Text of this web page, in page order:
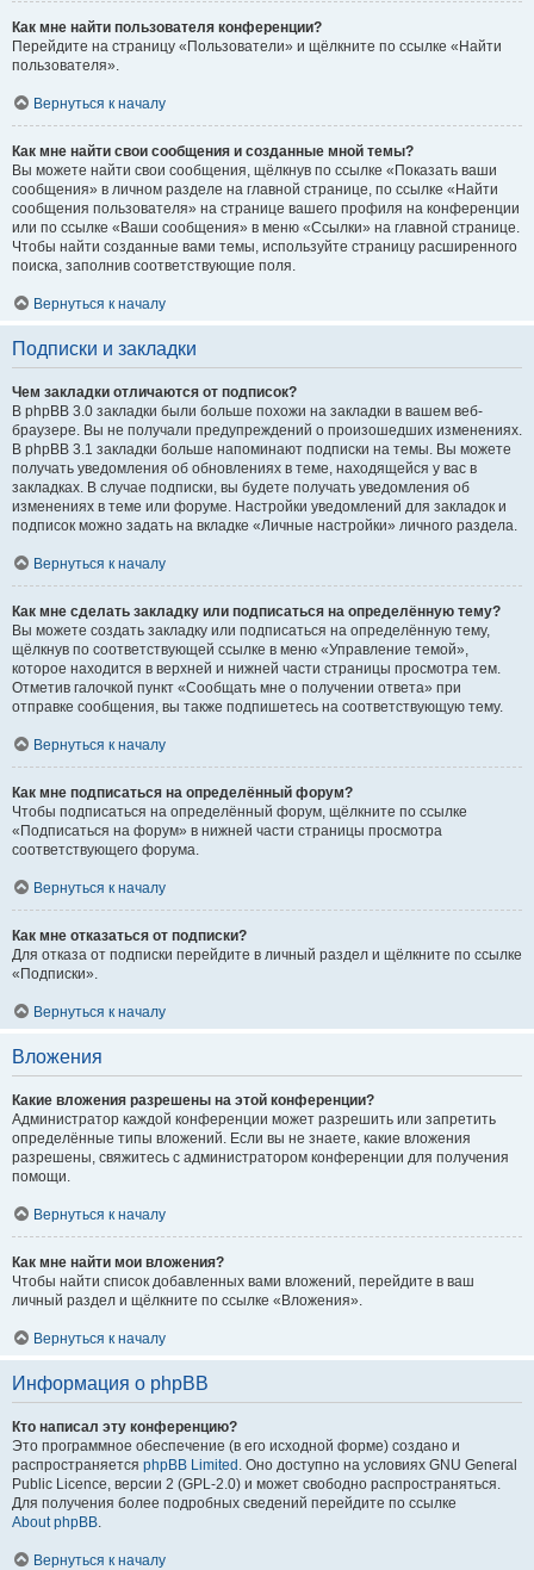
Как мне найти пользователя конференции?
Перейдите на страницу «Пользователи» и щёлкните по ссылке «Найти
пользователя».
Вернуться к началу
Как мне найти свои сообщения и созданные мной темы?
Вы можете найти свои сообщения, щёлкнув по ссылке «Показать ваши
сообщения» в личном разделе на главной странице, по ссылке «Найти
сообщения пользователя» на странице вашего профиля на конференции
или по ссылке «Ваши сообщения» в меню «Ссылки» на главной странице.
Чтобы найти созданные вами темы, используйте страницу расширенного
поиска, заполнив соответствующие поля.
Вернуться к началу
Подписки и закладки
Чем закладки отличаются от подписок?
В phpBB 3.0 закладки были больше похожи на закладки в вашем веб-
браузере. Вы не получали предупреждений о произошедших изменениях.
В phpBB 3.1 закладки больше напоминают подписки на темы. Вы можете
получать уведомления об обновлениях в теме, находящейся у вас в
закладках. В случае подписки, вы будете получать уведомления об
изменениях в теме или форуме. Настройки уведомлений для закладок и
подписок можно задать на вкладке «Личные настройки» личного раздела.
Вернуться к началу
Как мне сделать закладку или подписаться на определённую тему?
Вы можете создать закладку или подписаться на определённую тему,
щёлкнув по соответствующей ссылке в меню «Управление темой»,
которое находится в верхней и нижней части страницы просмотра тем.
Отметив галочкой пункт «Сообщать мне о получении ответа» при
отправке сообщения, вы также подпишетесь на соответствующую тему.
Вернуться к началу
Как мне подписаться на определённый форум?
Чтобы подписаться на определённый форум, щёлкните по ссылке
«Подписаться на форум» в нижней части страницы просмотра
соответствующего форума.
Вернуться к началу
Как мне отказаться от подписки?
Для отказа от подписки перейдите в личный раздел и щёлкните по ссылке
«Подписки».
Вернуться к началу
Вложения
Какие вложения разрешены на этой конференции?
Администратор каждой конференции может разрешить или запретить
определённые типы вложений. Если вы не знаете, какие вложения
разрешены, свяжитесь с администратором конференции для получения
помощи.
Вернуться к началу
Как мне найти мои вложения?
Чтобы найти список добавленных вами вложений, перейдите в ваш
личный раздел и щёлкните по ссылке «Вложения».
Вернуться к началу
Информация о phpBB
Кто написал эту конференцию?
Это программное обеспечение (в его исходной форме) создано и
распространяется phpBB Limited . Оно доступно на условиях GNU General
Public Licence, версии 2 (GPL-2.0) и может свободно распространяться.
Для получения более подробных сведений перейдите по ссылке
About phpBB.
Вернуться к началу